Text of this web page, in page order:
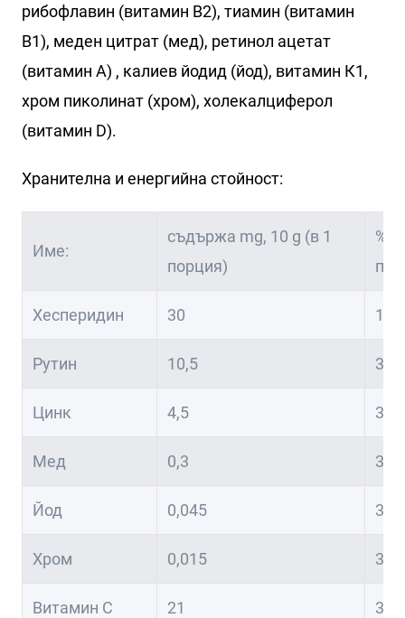
рибофлавин (витамин В2), тиамин (витамин
В1), меден цитрат (мед), ретинол ацетат
(витамин А) , калиев йодид (йод), витамин К1,
хром пиколинат (хром), холекалциферол
(витамин D).
Хранителна и енергийна стойност:
Име:
съдържа mg, 10 g (в 1
порция)
%
Хесперидин 30 152
Рутин 10,5 352
Цинк 4,5 301
Мед 0,3 302
Йод 0,045 301
Хром 0,015 302
Витамин С 21 351